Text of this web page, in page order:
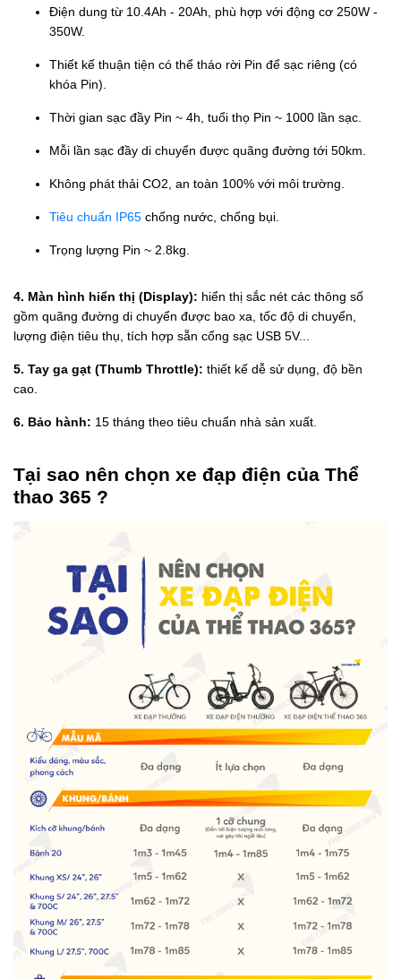
Điện dung từ 10.4Ah - 20Ah, phù hợp với động cơ 250W -
350W.
Thiết kế thuận tiện có thể tháo rời Pin để sạc riêng (có
khóa Pin).
Thời gian sạc đầy Pin ~ 4h, tuổi thọ Pin ~ 1000 lần sạc.
Mỗi lần sạc đầy di chuyển được quãng đường tới 50km.
Không phát thải CO2, an toàn 100% với môi trường.
Tiêu chuẩn IP65 chống nước, chống bụi.
Trọng lượng Pin ~ 2.8kg.
4. Màn hình hiển thị (Display): hiển thị sắc nét các thông số
gồm quãng đường di chuyển được bao xa, tốc độ di chuyển,
lượng điện tiêu thụ, tích hợp sẵn cổng sạc USB 5V...
5. Tay ga gạt (Thumb Throttle): thiết kế dễ sử dụng, độ bền
cao.
6. Bảo hành: 15 tháng theo tiêu chuẩn nhà sản xuất.
Tại sao nên chọn xe đạp điện của Thể
thao 365 ?